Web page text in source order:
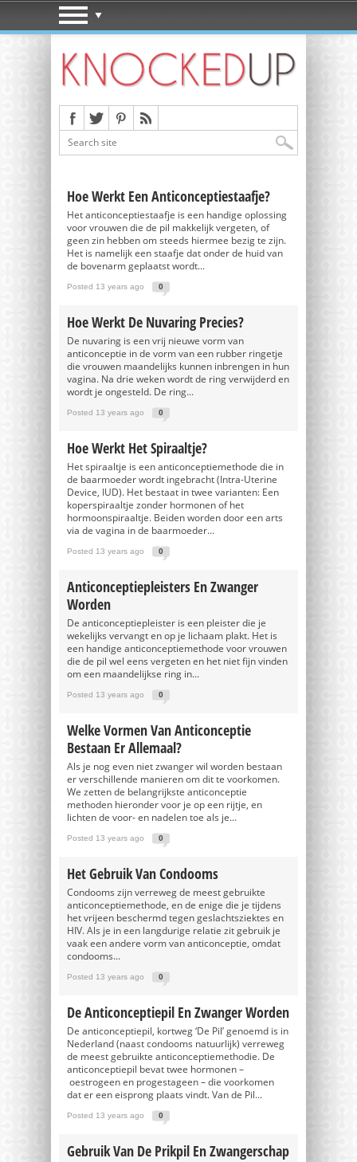
Hoe Werkt Een Anticonceptiestaafje?
Het anticonceptiestaafje is een handige oplossing
voor vrouwen die de pil makkelijk vergeten, of
geen zin hebben om steeds hiermee bezig te zijn.
Het is namelijk een staafje dat onder de huid van
de bovenarm geplaatst wordt...
Posted 13 years ago 0
Hoe Werkt De Nuvaring Precies?
De nuvaring is een vrij nieuwe vorm van
anticonceptie in de vorm van een rubber ringetje
die vrouwen maandelijks kunnen inbrengen in hun
vagina. Na drie weken wordt de ring verwijderd en
wordt je ongesteld. De ring...
Posted 13 years ago 0
Hoe Werkt Het Spiraaltje?
Het spiraaltje is een anticonceptiemethode die in
de baarmoeder wordt ingebracht (Intra-Uterine
Device, IUD). Het bestaat in twee varianten: Een
koperspiraaltje zonder hormonen of het
hormoonspiraaltje. Beiden worden door een arts
via de vagina in de baarmoeder...
Posted 13 years ago 0
Anticonceptiepleisters En Zwanger
Worden
De anticonceptiepleister is een pleister die je
wekelijks vervangt en op je lichaam plakt. Het is
een handige anticonceptiemethode voor vrouwen
die de pil wel eens vergeten en het niet fijn vinden
om een maandelijkse ring in...
Posted 13 years ago 0
Welke Vormen Van Anticonceptie
Bestaan Er Allemaal?
Als je nog even niet zwanger wil worden bestaan
er verschillende manieren om dit te voorkomen.
We zetten de belangrijkste anticonceptie
methoden hieronder voor je op een rijtje, en
lichten de voor- en nadelen toe als je...
Posted 13 years ago 0
Het Gebruik Van Condooms
Condooms zijn verreweg de meest gebruikte
anticonceptiemethode, en de enige die je tijdens
het vrijeen beschermd tegen geslachtsziektes en
HIV. Als je in een langdurige relatie zit gebruik je
vaak een andere vorm van anticonceptie, omdat
condooms...
Posted 13 years ago 0
De Anticonceptiepil En Zwanger Worden
De anticonceptiepil, kortweg ‘De Pil’ genoemd is in
Nederland (naast condooms natuurlijk) verreweg
de meest gebruikte anticonceptiemethodie. De
anticonceptiepil bevat twee hormonen –
oestrogeen en progestageen – die voorkomen
dat er een eisprong plaats vindt. Van de Pil...
Posted 13 years ago 0
Gebruik Van De Prikpil En Zwangerschap